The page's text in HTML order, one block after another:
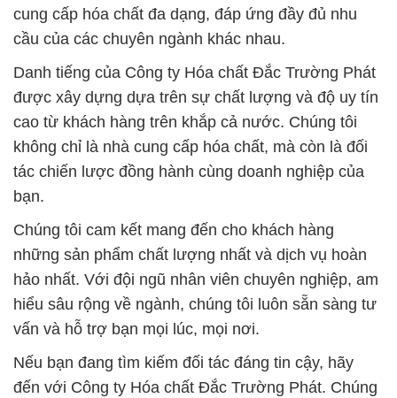
cung cấp hóa chất đa dạng, đáp ứng đầy đủ nhu
cầu của các chuyên ngành khác nhau.
Danh tiếng của Công ty Hóa chất Đắc Trường Phát
được xây dựng dựa trên sự chất lượng và độ uy tín
cao từ khách hàng trên khắp cả nước. Chúng tôi
không chỉ là nhà cung cấp hóa chất, mà còn là đối
tác chiến lược đồng hành cùng doanh nghiệp của
bạn.
Chúng tôi cam kết mang đến cho khách hàng
những sản phẩm chất lượng nhất và dịch vụ hoàn
hảo nhất. Với đội ngũ nhân viên chuyên nghiệp, am
hiểu sâu rộng về ngành, chúng tôi luôn sẵn sàng tư
vấn và hỗ trợ bạn mọi lúc, mọi nơi.
Nếu bạn đang tìm kiếm đối tác đáng tin cậy, hãy
đến với Công ty Hóa chất Đắc Trường Phát. Chúng